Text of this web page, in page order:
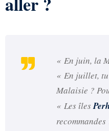
« En juin, la
« En juillet,
Malaisie ?
« Les îles
recommandes